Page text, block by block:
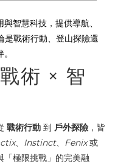
智慧科技，提供導航、
是戰術行動、登山探險還
術 × 智
戰術行動 到 戶外探險 ，皆
、 Instinct、 Fenix或
極限挑戰」的完美融